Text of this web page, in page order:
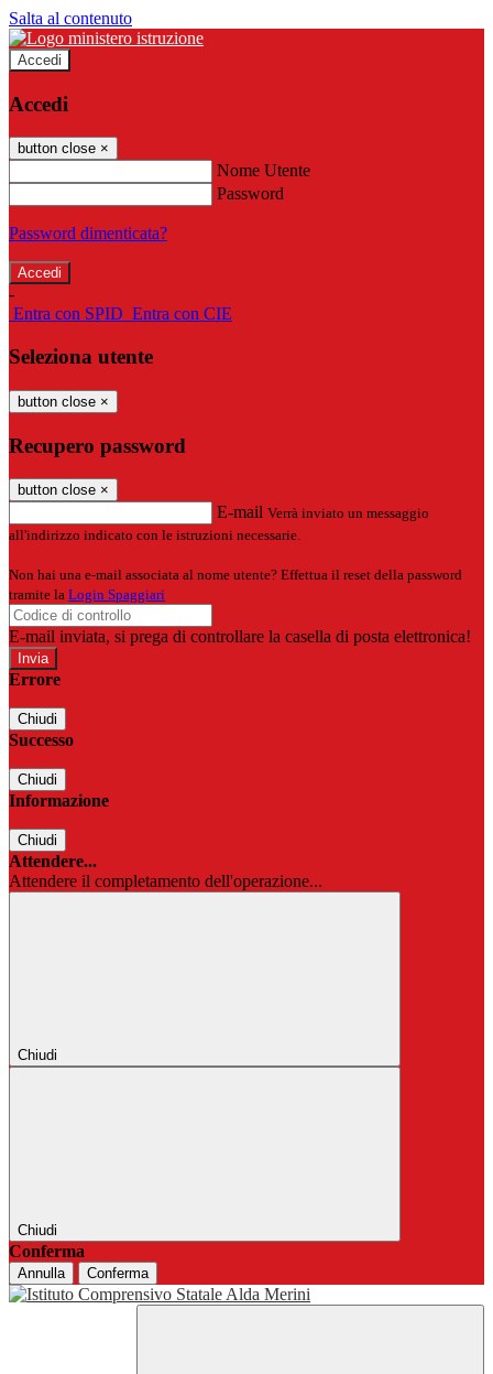
Salta al contenuto
Accedi
Accedi
button close ×
Nome Utente
Password
Password dimenticata?
-
Entra con SPID Entra con CIE
Seleziona utente
button close ×
Recupero password
button close ×
E-mail Verrà inviato un messaggio
all'indirizzo indicato con le istruzioni necessarie.
Non hai una e-mail associata al nome utente? Effettua il reset della password
tramite la Login Spaggiari
E-mail inviata, si prega di controllare la casella di posta elettronica!
Errore
Chiudi
Successo
Chiudi
Informazione
Chiudi
Attendere...
Attendere il completamento dell'operazione...
Chiudi
Chiudi
Conferma
Annulla Conferma